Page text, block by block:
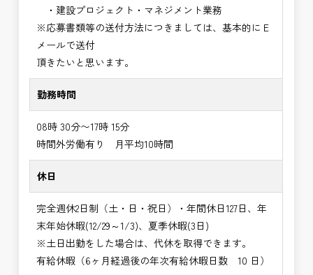
・建設プロジェクト・マネジメント業務
※応募書類等の送付方法につきましては、基本的にＥ
メールで送付
頂きたいと思います。
勤務時間
08時 30分〜17時 15分
時間外労働有り 月平均10時間
休日
完全週休2日制（土・日・祝日）・年間休日127日、年
末年始休暇(12/29～1/3)、夏季休暇(3日)
※土日出勤をした場合は、代休を取得できます。
有給休暇（6ヶ月経過後の年次有給休暇日数 10 日）